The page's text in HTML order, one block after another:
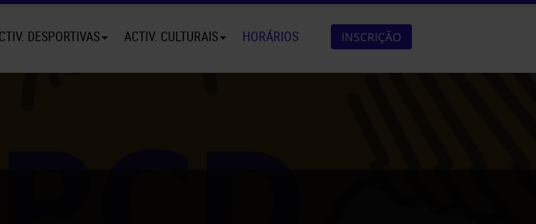
DESPORTIVAS ACTIV. CULTURAIS HORÁRIOS INSCRIÇÃO